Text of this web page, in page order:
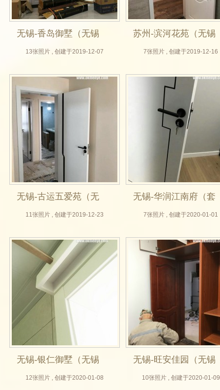
无锡-香岛御墅（无锡
木门厂，无锡木门
家具木门厂，设计公
司）
13张照片 , 创建于2019-12-07
苏州-滨河花苑（无锡
木门厂，实木门定
木白色效果图，实
7张照片 , 创建于2019-12-16
无锡-古运五爱苑（无
锡木门厂，隐形门定
墙设计）
11张照片 , 创建于2019-12-23
无锡-华润江南府（套
色门，无锡木门厂，
果图）
7张照片 , 创建于2020-01-01
无锡-银仁御墅（无锡
木门厂，单轨移门定
12张照片 , 创建于2020-01-08
无锡-旺安佳园（无锡
实木门定制，卧室
10张照片 , 创建于2020-01-09